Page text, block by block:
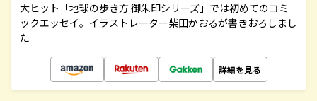
大ヒット「地球の歩き方 御朱印シリーズ」では初めてのコミ
ックエッセイ。イラストレーター柴田かおるが書きおろしまし
た
詳細を見る